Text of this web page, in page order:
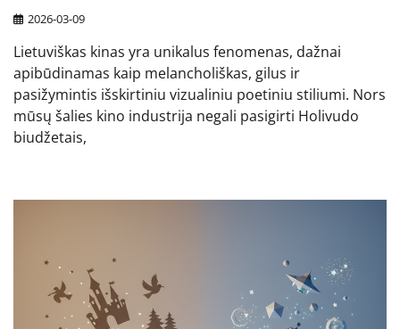
2026-03-09
Lietuviškas kinas yra unikalus fenomenas, dažnai
apibūdinamas kaip melancholiškas, gilus ir
pasižymintis išskirtiniu vizualiniu poetiniu stiliumi. Nors
mūsų šalies kino industrija negali pasigirti Holivudo
biudžetais,